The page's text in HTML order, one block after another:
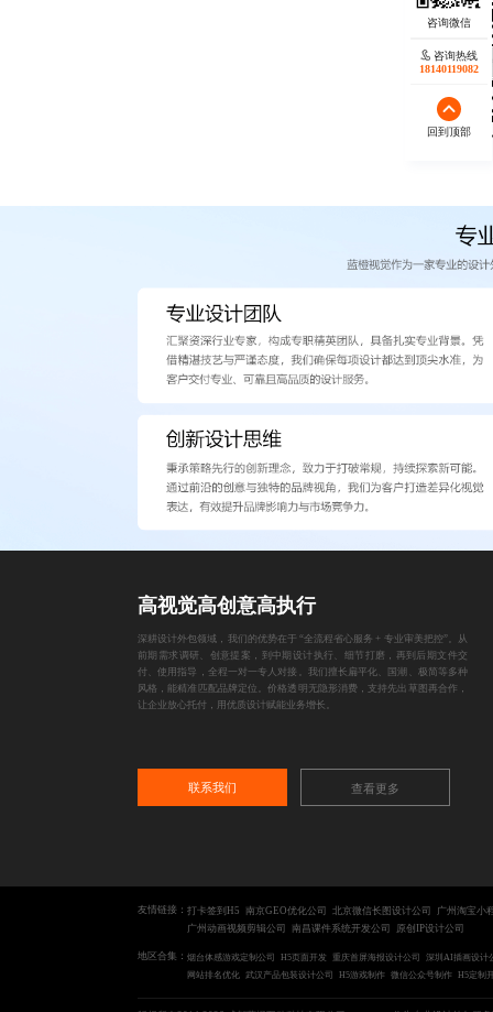
欢迎微
咨询热线
18140119082
回到顶部
高视觉高创意高执行
深耕设计外包领域，我们的优势在于 “全流程省心服务 + 专业审美把控”。从
前期需求调研、创意提案，到中期设计执行、细节打磨，再到后期文件交
付、使用指导，全程一对一专人对接。我们擅长扁平化、国潮、极简等多种
风格，能精准匹配品牌定位。价格透明无隐形消费，支持先出草图再合作，
让企业放心托付，用优质设计赋能业务增长。
联系我们 查看更多
友情链接： 打卡签到H5 南京GEO优化公司 北京微信长图设计公司
广州淘宝小
广州动画视频剪辑公司
南昌课件系统开发公司 原创IP设计公司
地区合集： 烟台体感游戏定制公司 H5页面开发 重庆首屏海报设计公司
深圳AI插画设计
网站排名优化 武汉产品包装设计公司 H5游戏制作 微信公众号制作 H5定制